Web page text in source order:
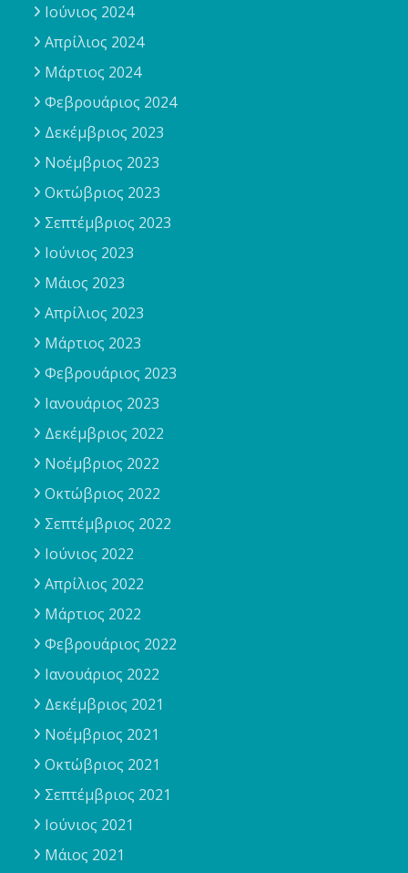
Ιούνιος 2024
Απρίλιος 2024
Μάρτιος 2024
Φεβρουάριος 2024
Δεκέμβριος 2023
Νοέμβριος 2023
Οκτώβριος 2023
Σεπτέμβριος 2023
Ιούνιος 2023
Μάιος 2023
Απρίλιος 2023
Μάρτιος 2023
Φεβρουάριος 2023
Ιανουάριος 2023
Δεκέμβριος 2022
Νοέμβριος 2022
Οκτώβριος 2022
Σεπτέμβριος 2022
Ιούνιος 2022
Απρίλιος 2022
Μάρτιος 2022
Φεβρουάριος 2022
Ιανουάριος 2022
Δεκέμβριος 2021
Νοέμβριος 2021
Οκτώβριος 2021
Σεπτέμβριος 2021
Ιούνιος 2021
Μάιος 2021